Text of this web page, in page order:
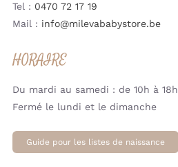
Tel : 0470 72 17 19
Mail : info@milevababystore.be
HORAIRE
Du mardi au samedi : de 10h à 18h
Fermé le lundi et le dimanche
Guide pour les listes de naissance